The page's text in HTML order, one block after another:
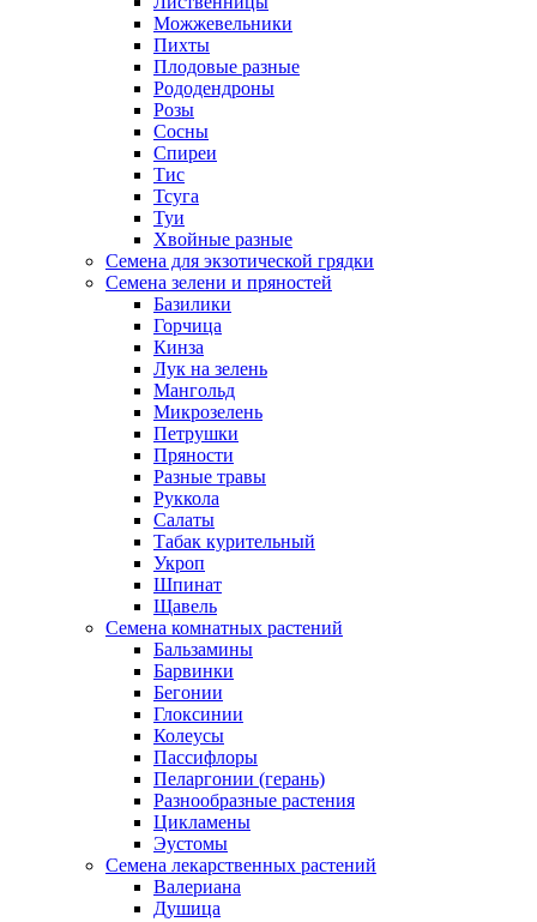
Можжевельники
Пихты
Плодовые разные
Рододендроны
Розы
Сосны
Спиреи
Тис
Тсуга
Туи
Хвойные разные
Семена для экзотической грядки
Семена зелени и пряностей
Базилики
Горчица
Кинза
Лук на зелень
Мангольд
Микрозелень
Петрушки
Пряности
Разные травы
Руккола
Салаты
Табак курительный
Укроп
Шпинат
Щавель
Семена комнатных растений
Бальзамины
Барвинки
Бегонии
Глоксинии
Колеусы
Пассифлоры
Пеларгонии (герань)
Разнообразные растения
Цикламены
Эустомы
Семена лекарственных растений
Валериана
Душица